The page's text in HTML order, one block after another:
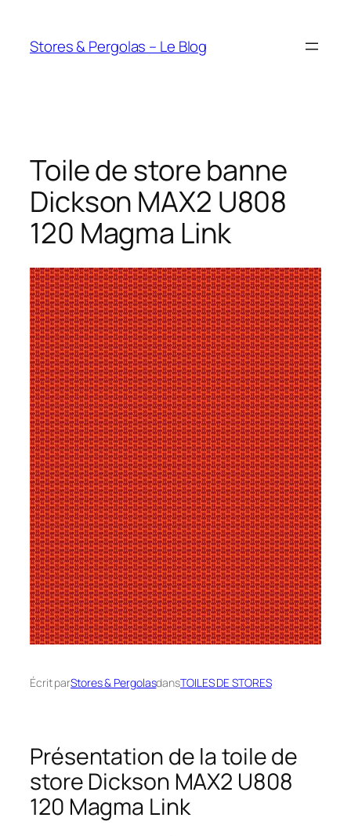
contenu
Stores & Pergolas – Le Blog
Toile de store banne
Dickson MAX2 U808
120 Magma Link
Écrit parStores & PergolasdansTOILES DE STORES
Présentation de la toile de
store Dickson MAX2 U808
120 Magma Link